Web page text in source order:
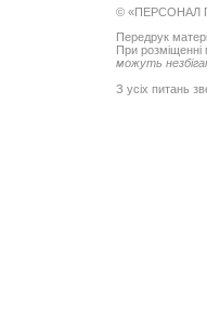
© «ПЕРСОНАЛ
Передрук
При розміщенні
можуть
З усіх питань